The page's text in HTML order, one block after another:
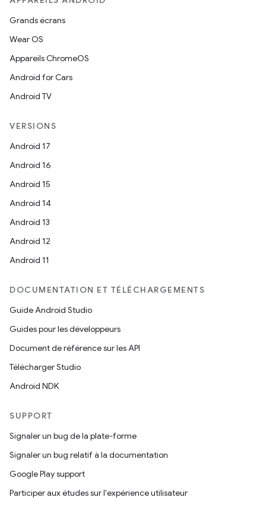
Grands écrans
Wear OS
Appareils ChromeOS
Android for Cars
Android TV
VERSIONS
Android 17
Android 16
Android 15
Android 14
Android 13
Android 12
Android 11
DOCUMENTATION ET TÉLÉCHARGEMENTS
Guide Android Studio
Guides pour les développeurs
Document de référence sur les API
Télécharger Studio
Android NDK
SUPPORT
Signaler un bug de la plate-forme
Signaler un bug relatif à la documentation
Google Play support
Participer aux études sur l'expérience utilisateur